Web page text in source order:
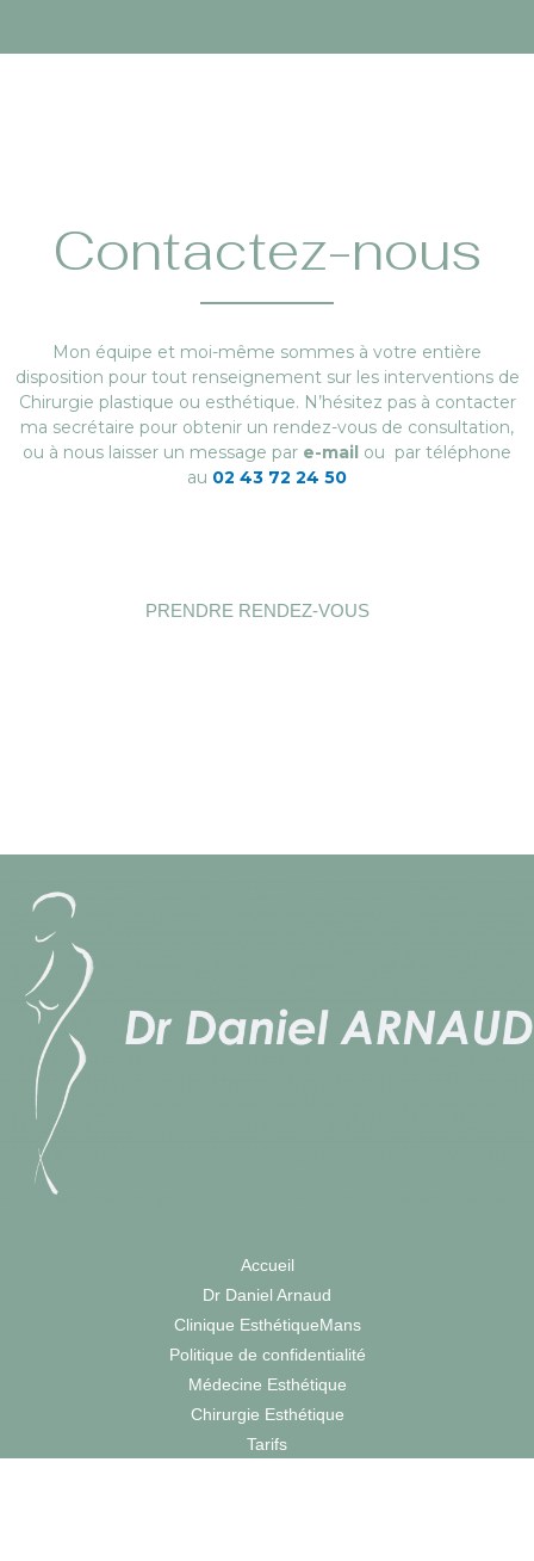
Contactez-nous
Mon équipe et moi-même sommes à votre entière
disposition pour tout renseignement sur les interventions de
Chirurgie plastique ou esthétique. N’hésitez pas à contacter
ma secrétaire pour obtenir un rendez-vous de consultation,
ou à nous laisser un message par e-mail ou par téléphone
au 02 43 72 24 50
PRENDRE RENDEZ-VOUS
Accueil
Dr Daniel Arnaud
Clinique EsthétiqueMans
Politique de confidentialité
Médecine Esthétique
Chirurgie Esthétique
Tarifs